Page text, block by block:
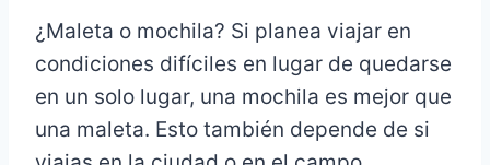
¿Maleta o mochila? Si planea viajar en
condiciones difíciles en lugar de quedarse
en un solo lugar, una mochila es mejor que
una maleta. Esto también depende de si